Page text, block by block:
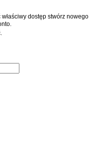
dostęp stwórz nowego